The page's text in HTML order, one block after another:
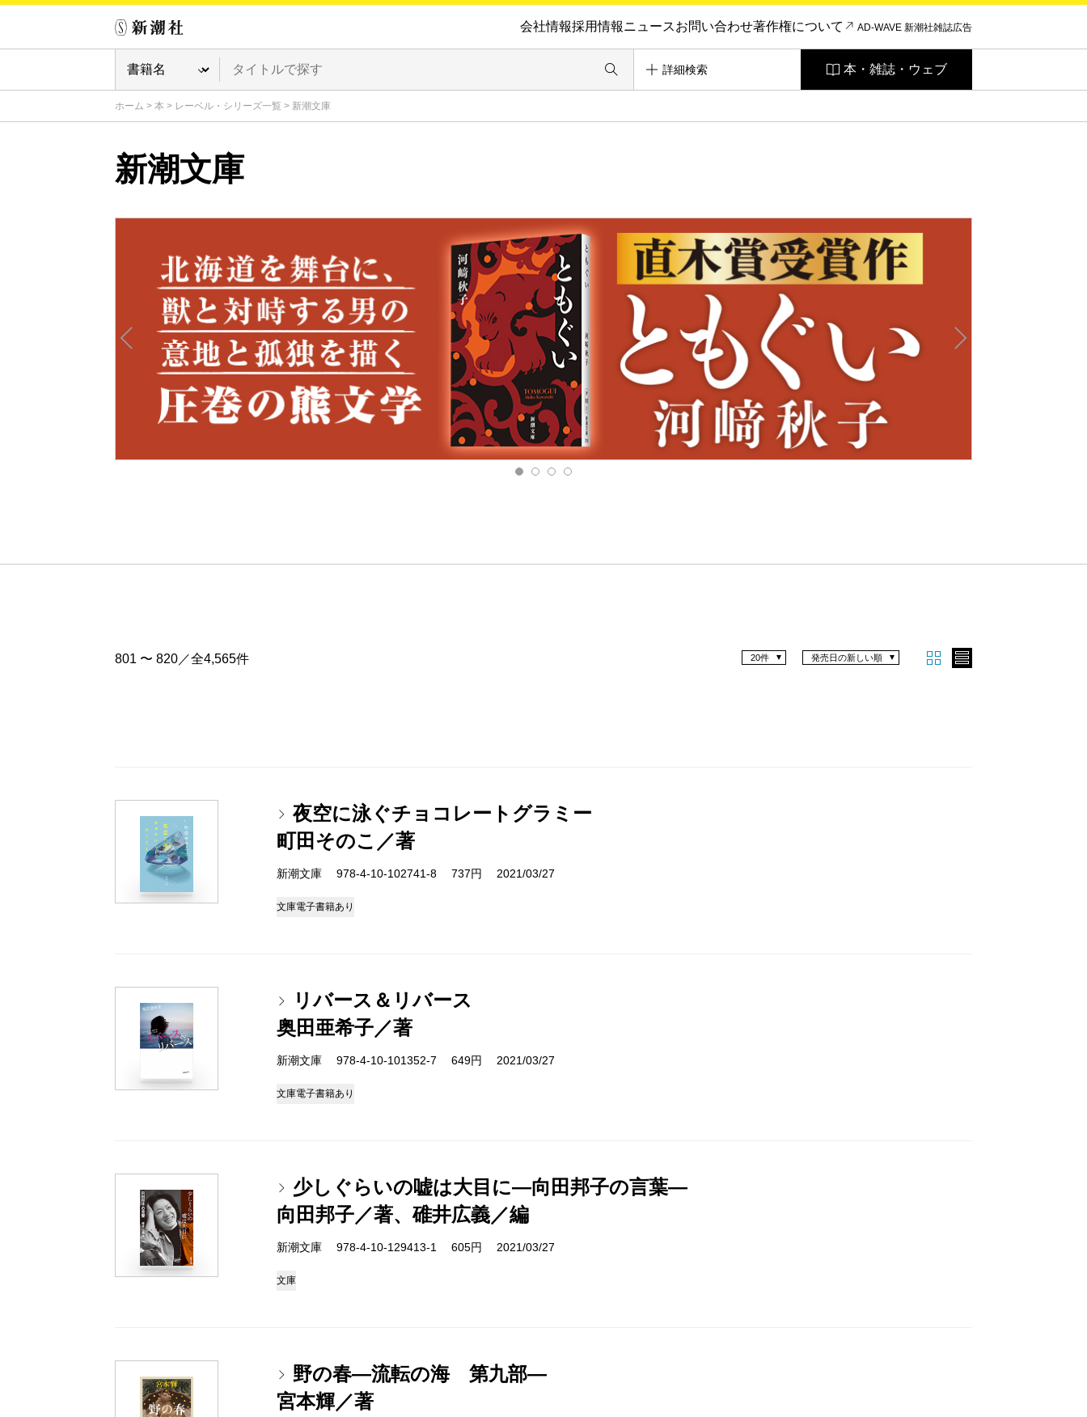
会社情報採用情報ニュースお問い合わせ著作権について AD-WAVE 新潮社雑誌広告
詳細検索 本・雑誌・ウェブ
ホーム > 本 > レーベル・シリーズ一覧 > 新潮文庫
新潮文庫
801 〜 820／全4,565件 発売日の新しい順
20件
夜空に泳ぐチョコレートグラミー
町田そのこ／著
新潮文庫 978-4-10-102741-8 737円 2021/03/27
文庫電子書籍あり
リバース＆リバース
奥田亜希子／著
新潮文庫 978-4-10-101352-7 649円 2021/03/27
文庫電子書籍あり
少しぐらいの嘘は大目に―向田邦子の言葉―
向田邦子／著、碓井広義／編
新潮文庫 978-4-10-129413-1 605円 2021/03/27
文庫
野の春―流転の海 第九部―
宮本輝／著